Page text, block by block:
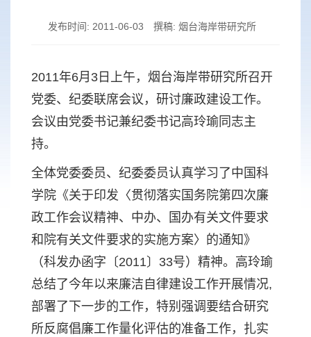
发布时间: 2011-06-03 撰稿: 烟台海岸带研究所
2011年6月3日上午，烟台海岸带研究所召开
党委、纪委联席会议，研讨廉政建设工作。
会议由党委书记兼纪委书记高玲瑜同志主
持。
全体党委委员、纪委委员认真学习了中国科
学院《关于印发〈贯彻落实国务院第四次廉
政工作会议精神、中办、国办有关文件要求
和院有关文件要求的实施方案〉的通知》
（科发办函字〔2011〕33号）精神。高玲瑜
总结了今年以来廉洁自律建设工作开展情况,
部署了下一步的工作，特别强调要结合研究
所反腐倡廉工作量化评估的准备工作，扎实